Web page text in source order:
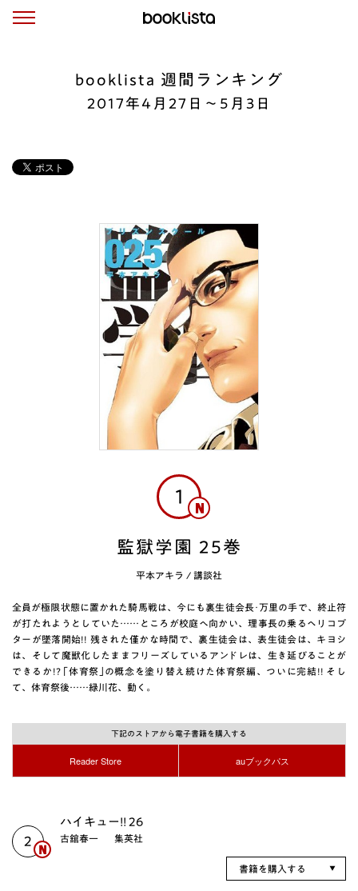
booklista 週間ランキング
2017年4月27日〜5月3日
1
監獄学園 25巻
平本アキラ / 講談社
全員が極限状態に置かれた騎馬戦は、今にも裏生徒会長･万里の手で、終止符
が打たれようとしていた……ところが校庭へ向かい、理事長の乗るヘリコプ
ターが墜落開始!! 残された僅かな時間で、裏生徒会は、表生徒会は、キヨシ
は、そして魔獣化したままフリーズしているアンドレは、生き延びることが
できるか!? ｢体育祭｣の概念を塗り替え続けた体育祭編、ついに完結!! そし
て、体育祭後……緑川花、動く。
下記のストアから電子書籍を購入する
Reader Store auブックパス
2
ハイキュー!! 26
古舘春一 集英社
書籍を購入する